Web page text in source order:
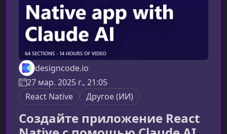
designcode.io
27 мар. 2025 г., 21:05
React Native
Другое (ИИ)
Создайте приложение React